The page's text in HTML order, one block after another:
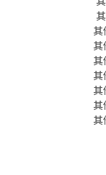
其
其
其
其
其
其
其